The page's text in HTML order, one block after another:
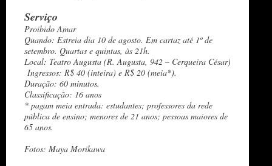
Serviço
Proibido Amar
Quando: Estreia dia 10 de agosto. Em cartaz até 1º de
setembro. Quartas e quintas, às 21h.
Local: Teatro Augusta (R. Augusta, 942 – Cerqueira César)
Ingressos: R$ 40 (inteira) e R$ 20 (meia*).
Duração: 60 minutos.
Classificação: 16 anos
* pagam meia entrada: estudantes; professores da rede
pública de ensino; menores de 21 anos; pessoas maiores de
65 anos.
Fotos: Maya Morikawa